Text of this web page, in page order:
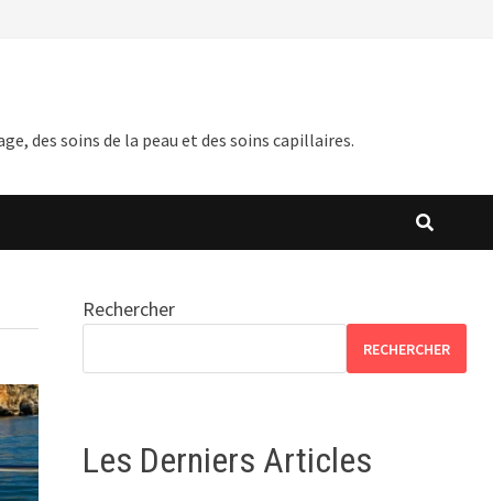
des soins de la peau et des soins capillaires.
Rechercher
RECHERCHER
Les Derniers Articles